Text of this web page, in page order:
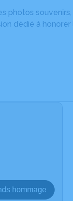
photos
dédié à
hommage